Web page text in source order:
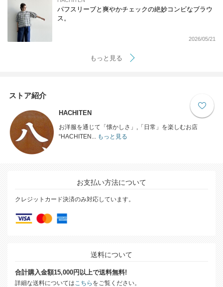
パフスリーブと爽やかチェックの絶妙コンビなブラウ
ス。
2026/05/21
もっと見る
ストア紹介
HACHITEN
お洋服を通じて「懐かしさ」,「日常」を楽しむお店
“HACHITEN...
もっと見る
お支払い方法について
クレジットカード決済のみ対応しています。
送料について
合計購入金額15,000円以上で送料無料!
詳細な送料については こちら をご覧ください。